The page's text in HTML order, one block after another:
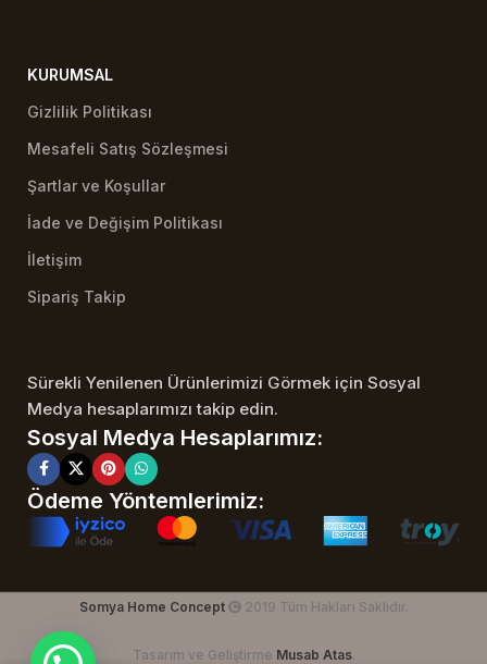
KURUMSAL
Gizlilik Politikası
Mesafeli Satış Sözleşmesi
Şartlar ve Koşullar
İade ve Değişim Politikası
İletişim
Sipariş Takip
Sürekli Yenilenen Ürünlerimizi Görmek için Sosyal
Medya hesaplarımızı takip edin.
Sosyal Medya Hesaplarımız:
Ödeme Yöntemlerimiz:
Somya Home Concept 2019 Tüm Hakları Saklıdır.
Tasarım ve Geliştirme Musab Atas.